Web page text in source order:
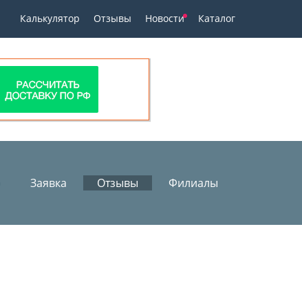
Калькулятор Отзывы Новости Каталог
Заявка Отзывы Филиалы